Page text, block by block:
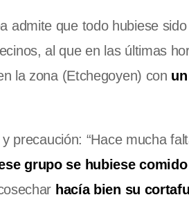
admite que todo hubiese
al que en las últimas
la zona (Etchegoyen) con
precaución: “Hace mucha
grupo se hubiese
hacía bien su